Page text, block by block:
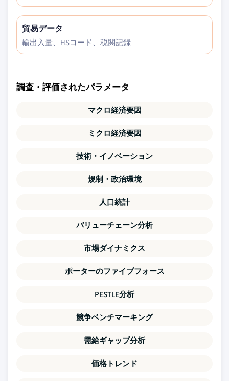
貿易データ
輸出入量、HSコード、税関記録
調査・評価されたパラメータ
マクロ経済要因
ミクロ経済要因
技術・イノベーション
規制・政治環境
人口統計
バリューチェーン分析
市場ダイナミクス
ポーターのファイブフォース
PESTLE分析
競争ベンチマーキング
需給ギャップ分析
価格トレンド